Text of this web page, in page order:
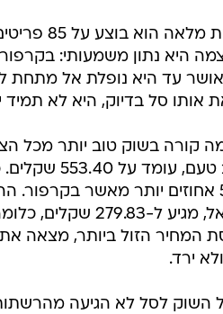
כדי לשמור
אותו סל בדיוק, היא לא תמיד
קורה בשוק טוב יותר מכל
לסל היקר
בטיב טעם ישלם 58.8 אחוזים יותר
המחיר הזול ביותר, מצאה
ירד.
לסל לא הגיעה מהרשתות